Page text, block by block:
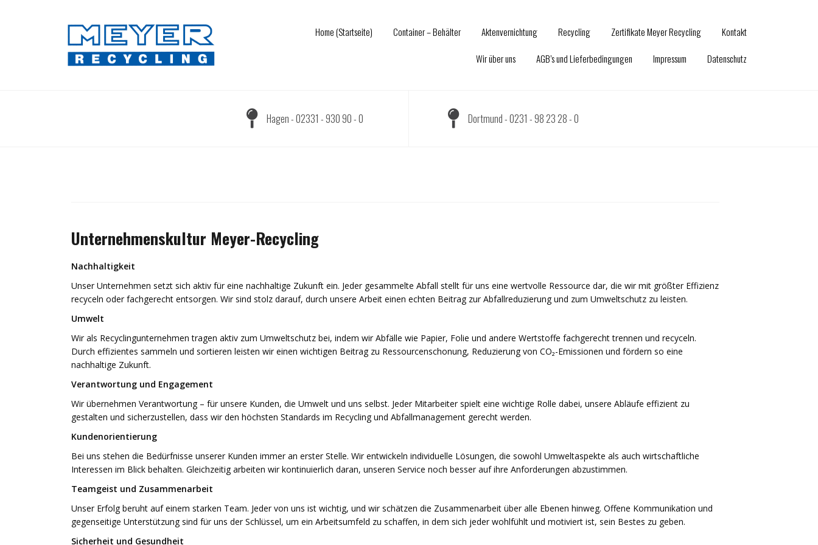
Home (Startseite) Container – Behälter Aktenvernichtung Recycling Zertifikate Meyer Recycling
Kontakt
Wir über uns
AGB’s und Lieferbedingungen Impressum Datenschutz
Hagen - 02331 - 930 90 - 0 Dortmund - 0231 - 98 23 28 - 0
Unternehmenskultur Meyer-Recycling
Nachhaltigkeit
Unser Unternehmen setzt sich aktiv für eine nachhaltige Zukunft ein. Jeder gesammelte Abfall stellt für uns eine wertvolle Ressource dar, die wir mit größter Effizienz
recyceln oder fachgerecht entsorgen. Wir sind stolz darauf, durch unsere Arbeit einen echten Beitrag zur Abfallreduzierung und zum Umweltschutz zu leisten.
Umwelt
Wir als Recyclingunternehmen tragen aktiv zum Umweltschutz bei, indem wir Abfälle wie Papier, Folie und andere Wertstoffe fachgerecht trennen und recyceln.
Durch effizientes sammeln und sortieren leisten wir einen wichtigen Beitrag zu Ressourcenschonung, Reduzierung von CO₂-Emissionen und fördern so eine
nachhaltige Zukunft.
Verantwortung und Engagement
Wir übernehmen Verantwortung – für unsere Kunden, die Umwelt und uns selbst. Jeder Mitarbeiter spielt eine wichtige Rolle dabei, unsere Abläufe effizient zu
gestalten und sicherzustellen, dass wir den höchsten Standards im Recycling und Abfallmanagement gerecht werden.
Kundenorientierung
Bei uns stehen die Bedürfnisse unserer Kunden immer an erster Stelle. Wir entwickeln individuelle Lösungen, die sowohl Umweltaspekte als auch wirtschaftliche
Interessen im Blick behalten. Gleichzeitig arbeiten wir kontinuierlich daran, unseren Service noch besser auf ihre Anforderungen abzustimmen.
Teamgeist und Zusammenarbeit
Unser Erfolg beruht auf einem starken Team. Jeder von uns ist wichtig, und wir schätzen die Zusammenarbeit über alle Ebenen hinweg. Offene Kommunikation und
gegenseitige Unterstützung sind für uns der Schlüssel, um ein Arbeitsumfeld zu schaffen, in dem sich jeder wohlfühlt und motiviert ist, sein Bestes zu geben.
Sicherheit und Gesundheit